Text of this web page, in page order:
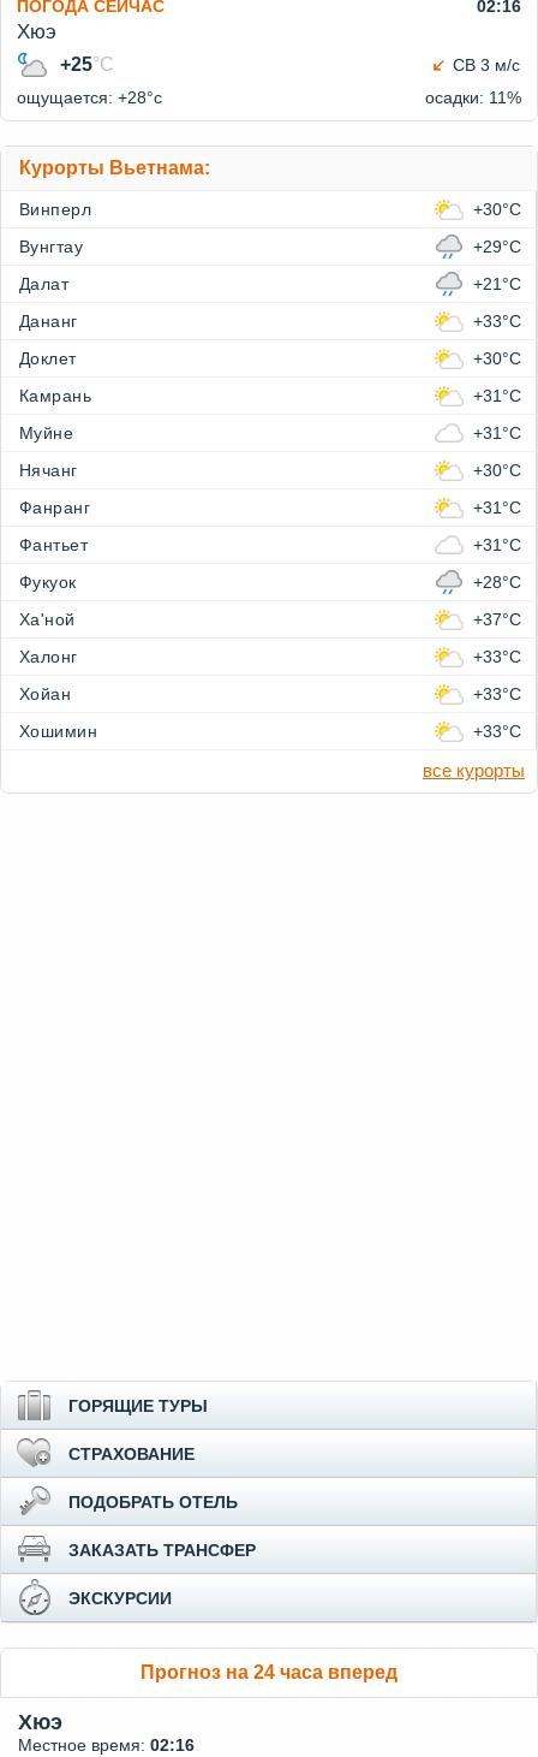
ПОГОДА СЕЙЧАС 02:16
Хюэ
+25°C
СВ 3 м/с
ощущается: +28°c
осадки: 11%
Курорты Вьетнама:
Винперл
+30°C
Вунгтау
+29°C
Далат
+21°C
Дананг
+33°C
Доклет
+30°C
Камрань
+31°C
Муйне
+31°C
Нячанг
+30°C
Фанранг
+31°C
Фантьет
+31°C
Фукуок
+28°C
Ха'ной
+37°C
Халонг
+33°C
Хойан
+33°C
Хошимин
+33°C
все курорты
ГОРЯЩИЕ ТУРЫ
СТРАХОВАНИЕ
ПОДОБРАТЬ ОТЕЛЬ
ЗАКАЗАТЬ ТРАНСФЕР
ЭКСКУРСИИ
Прогноз на 24 часа вперед
Хюэ
Местное время: 02:16